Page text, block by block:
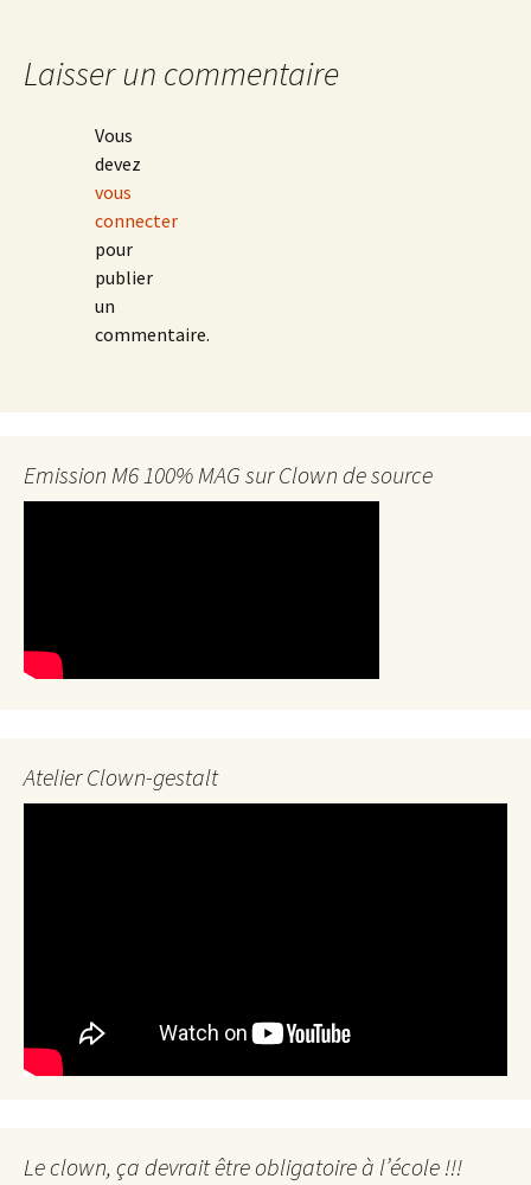
Laisser un commentaire
Vous
devez
vous
connecter
pour
publier
un
commentaire.
Emission M6 100% MAG sur Clown de source
Atelier Clown-gestalt
Le clown, ça devrait être obligatoire à l’école !!!